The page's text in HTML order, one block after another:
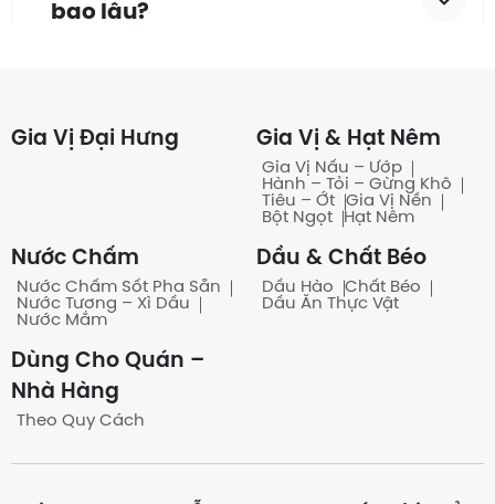
bao lâu?
nào?
Có bán theo bao/ thùng
không?
không?
Gia Vị Đại Hưng Gia Vị & Hạt Nêm
Gia Vị Nấu – Ướp
Hành – Tỏi – Gừng Khô
Tiêu – Ớt
Gia Vị Nền
Bột Ngọt
Hạt Nêm
Nước Chấm
Nước Chấm Sốt Pha Sẵn
Nước Tương – Xì Dầu
Nước Mắm
Dầu & Chất Béo
Dầu Hào
Chất Béo
Dầu Ăn Thực Vật
Dùng Cho Quán –
Nhà Hàng
Theo Quy Cách